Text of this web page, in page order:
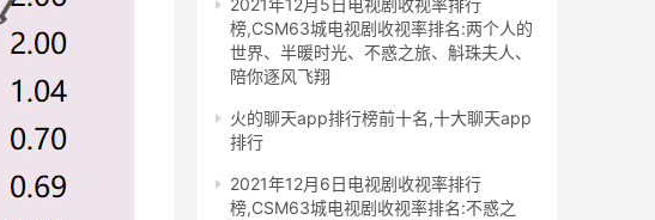
2021年12月5日电视剧收视率排行
榜,CSM63城电视剧收视率排名:两个人的
世界、半暖时光、不惑之旅、斛珠夫人、
陪你逐风飞翔
火的聊天app排行榜前十名,十大聊天app
排行
2021年12月6日电视剧收视率排行
榜,CSM63城电视剧收视率排名:不惑之